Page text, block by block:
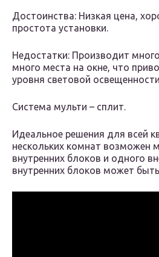
Достоинства: Низкая цена,
простота установки.
Недостатки: Производит
много места на окне, что
уровня световой
Система мульти – сплит.
Идеальное решения для всей
нескольких комнат возможен
внутренних блоков и одного
внутренних блоков может